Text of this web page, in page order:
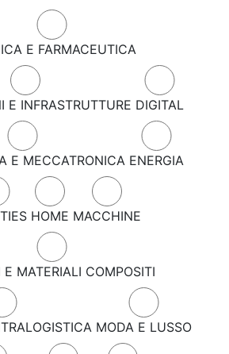
E FARMACEUTICA
E INFRASTRUTTURE DIGITAL
E MECCATRONICA ENERGIA
HOME MACCHINE
E MATERIALI COMPOSITI
MODA E LUSSO